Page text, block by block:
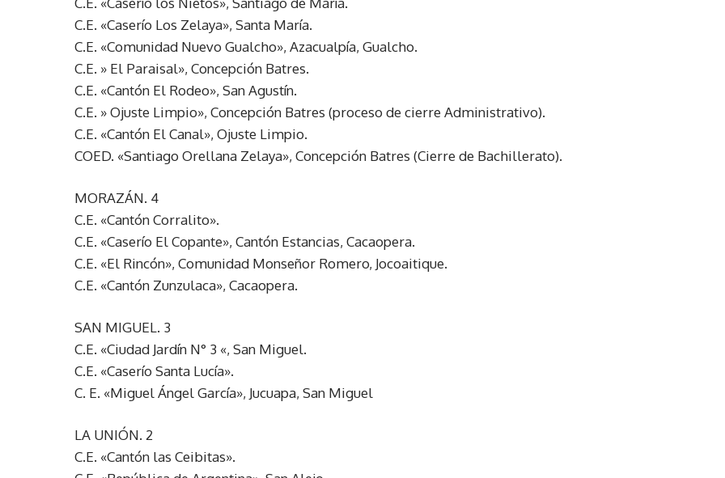
C.E. «Caserío Los Zelaya», Santa María.
C.E. «Comunidad Nuevo Gualcho», Azacualpía, Gualcho.
C.E. » El Paraisal», Concepción Batres.
C.E. «Cantón El Rodeo», San Agustín.
C.E. » Ojuste Limpio», Concepción Batres (proceso de cierre Administrativo).
C.E. «Cantón El Canal», Ojuste Limpio.
COED. «Santiago Orellana Zelaya», Concepción Batres (Cierre de Bachillerato).
MORAZÁN. 4
C.E. «Cantón Corralito».
C.E. «Caserío El Copante», Cantón Estancias, Cacaopera.
C.E. «El Rincón», Comunidad Monseñor Romero, Jocoaitique.
C.E. «Cantón Zunzulaca», Cacaopera.
SAN MIGUEL. 3
C.E. «Ciudad Jardín N° 3 «, San Miguel.
C.E. «Caserío Santa Lucía».
C. E. «Miguel Ángel García», Jucuapa, San Miguel
LA UNIÓN. 2
C.E. «Cantón las Ceibitas».